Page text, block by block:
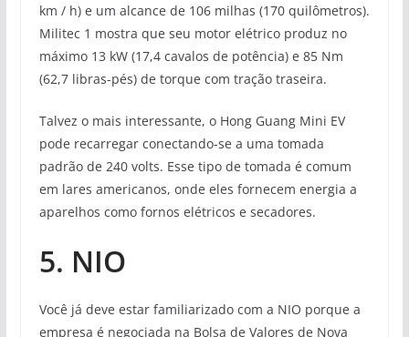
km / h) e um alcance de 106 milhas (170 quilômetros).
Militec 1 mostra que seu motor elétrico produz no
máximo 13 kW (17,4 cavalos de potência) e 85 Nm
(62,7 libras-pés) de torque com tração traseira.
Talvez o mais interessante, o Hong Guang Mini EV
pode recarregar conectando-se a uma tomada
padrão de 240 volts. Esse tipo de tomada é comum
em lares americanos, onde eles fornecem energia a
aparelhos como fornos elétricos e secadores.
5. NIO
Você já deve estar familiarizado com a NIO porque a
empresa é negociada na Bolsa de Valores de Nova